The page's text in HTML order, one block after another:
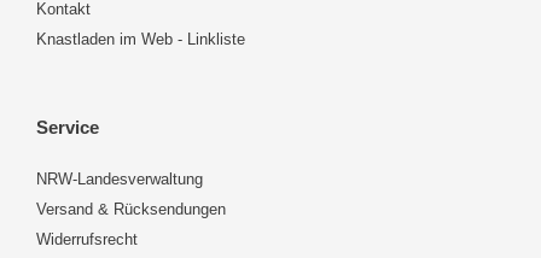
Kontakt
Knastladen im Web - Linkliste
Service
NRW-Landesverwaltung
Versand & Rücksendungen
Widerrufsrecht